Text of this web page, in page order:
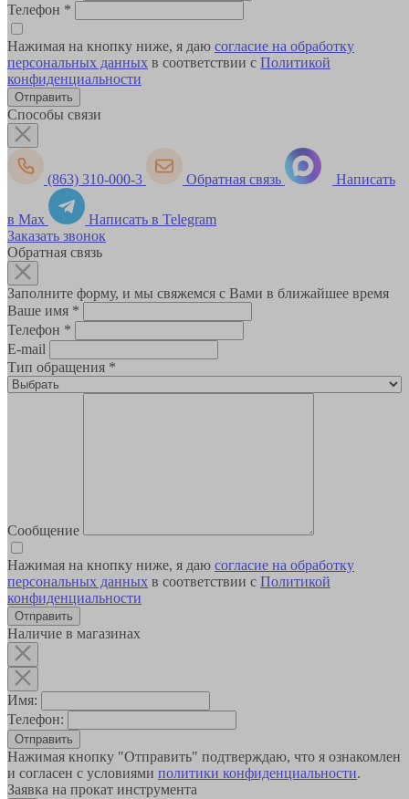
Телефон *
Нажимая на кнопку ниже, я даю согласие на обработку
персональных данных в соответствии с Политикой
конфиденциальности
Способы связи
(863) 310-000-3 Обратная связь Написать
в Max
Написать в Telegram
Заказать звонок
Обратная связь
Заполните форму, и мы свяжемся с Вами в ближайшее время
Ваше имя *
Телефон *
E-mail
Тип обращения *
Сообщение
Нажимая на кнопку ниже, я даю согласие на обработку
персональных данных в соответствии с Политикой
конфиденциальности
Наличие в магазинах
Имя:
Телефон:
Отправить
Нажимая кнопку "Отправить" подтверждаю, что я ознакомлен
и согласен с условиями политики конфиденциальности.
Заявка на прокат инструмента